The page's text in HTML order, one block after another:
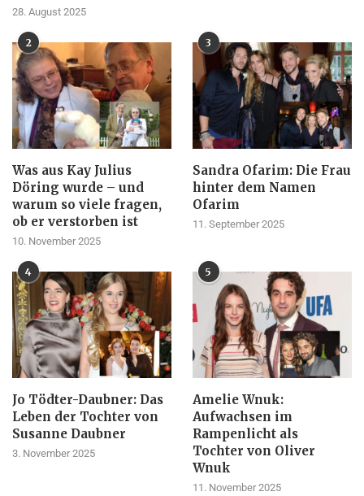
28. August 2025
2
Was aus Kay Julius
Döring wurde – und
warum so viele fragen,
ob er verstorben ist
10. November 2025
3
Sandra Ofarim: Die Frau
hinter dem Namen
Ofarim
11. September 2025
4
Jo Tödter-Daubner: Das
Leben der Tochter von
Susanne Daubner
3. November 2025
5
Amelie Wnuk:
Aufwachsen im
Rampenlicht als
Tochter von Oliver
Wnuk
11. November 2025